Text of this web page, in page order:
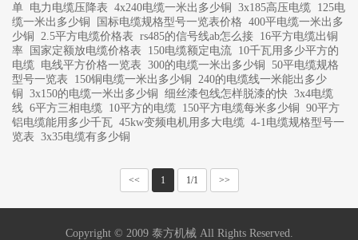
单 电力电缆压降表 4x240电缆一米出多少铜 3x185高压电缆 125电
缆一米出多少铜
国标电缆规格型号一览表价格 400平电缆一米出多
少铜
2.5平方电缆价格表 rs485的信号线ab怎么接 16平方电缆出铜
率
国家定额放电缆价格表 150电缆额定电流 10千瓦用多少平方的
电缆 电线平方价格一览表 300的电缆一米出多少铜
50平电缆规格
型号一览表
150铜电缆一米出多少铜
240的电缆线一米能出多少
铜
3x150的电缆一米出多少铜 细丝漆包线怎样脱漆的快 3x4电缆
线 6平方三相电缆 10平方的电缆 150平方电缆每米多少铜
90平方
铝电缆能用多少千瓦 45kw变频电机用多大电缆 4-1电缆规格型号一
览表 3x35电缆有多少铜
<< 1 1/1 >>
Copyright © 2009 泰方机械 All Rights Reserved.